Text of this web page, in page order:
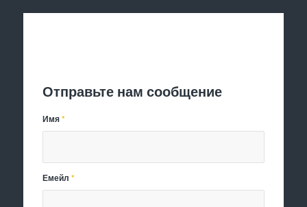
Отправьте нам сообщение
Имя*
Емейл*